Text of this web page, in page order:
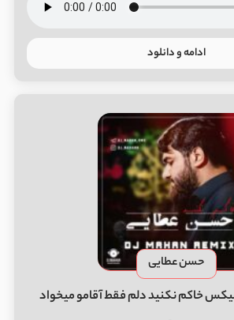
ادامه و دانلود
حسن عطایی
خاکم نکنید دلم فقط آقامو میخواد